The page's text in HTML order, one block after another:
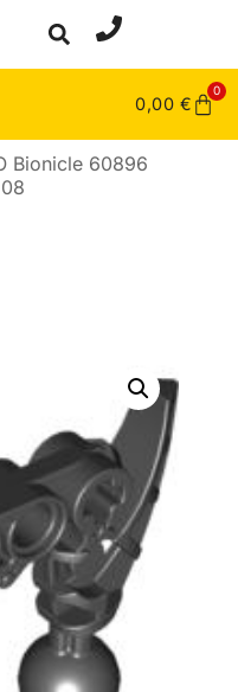
0,00 €
0
Bionicle 60896